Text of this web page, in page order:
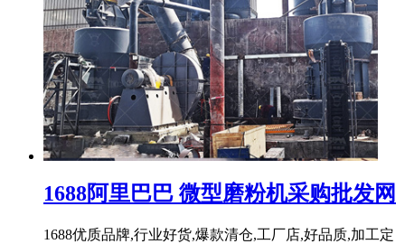
1688阿里巴巴 微型磨粉机采购批发网
1688优质品牌,行业好货,爆款清仓,工厂店,好品质,加工定